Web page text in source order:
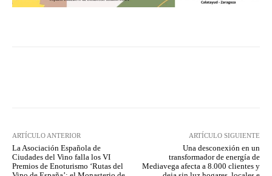
ARTÍCULO ANTERIOR
La Asociación Española de
Ciudades del Vino falla los VI
Premios de Enoturismo ‘Rutas del
ARTÍCULO SIGUIENTE
Una desconexión en un
transformador de energía de
Mediavega afecta a 8.000 clientes y